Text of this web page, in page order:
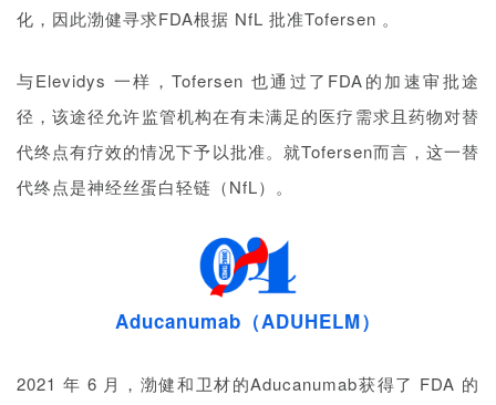
化，因此渤健寻求FDA根据 NfL 批准Tofersen 。
与Elevidys 一样，Tofersen 也通过了FDA的加速审批途
径，该途径允许监管机构在有未满足的医疗需求且药物对替
代终点有疗效的情况下予以批准。就Tofersen而言，这一替
代终点是神经丝蛋白轻链（NfL）。
Aducanumab（ADUHELM）
2021 年 6 月，渤健和卫材的Aducanumab获得了 FDA 的